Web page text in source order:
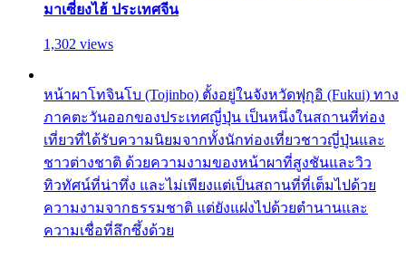
มาเซี่ยงไฮ้ ประเทศจีน
1,302 views
หน้าผาโทจินโบ (Tojinbo) ตั้งอยู่ในจังหวัดฟุกุอิ (Fukui) ทาง
ภาคตะวันออกของประเทศญี่ปุ่น เป็นหนึ่งในสถานที่ท่อง
เที่ยวที่ได้รับความนิยมจากทั้งนักท่องเที่ยวชาวญี่ปุ่นและ
ชาวต่างชาติ ด้วยความงามของหน้าผาที่สูงชันและวิว
ทิวทัศน์ที่น่าทึ่ง และไม่เพียงแต่เป็นสถานที่ที่เต็มไปด้วย
ความงามจากธรรมชาติ แต่ยังแฝงไปด้วยตำนานและ
ความเชื่อที่ลึกซึ้งด้วย